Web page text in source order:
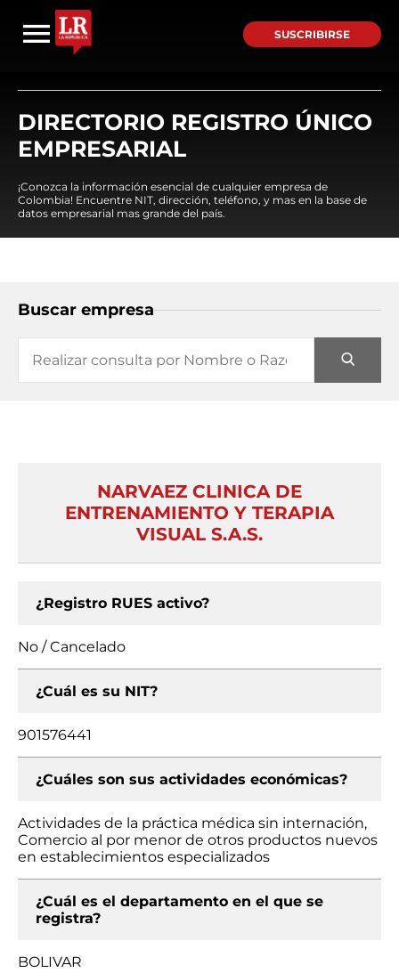
SUSCRIBIRSE
DIRECTORIO REGISTRO ÚNICO
EMPRESARIAL
¡Conozca la información esencial de cualquier empresa de
Colombia! Encuentre NIT, dirección, teléfono, y mas en la base de
datos empresarial mas grande del país.
Buscar empresa
NARVAEZ CLINICA DE
ENTRENAMIENTO Y TERAPIA
VISUAL S.A.S.
¿Registro RUES activo?
No / Cancelado
¿Cuál es su NIT?
901576441
¿Cuáles son sus actividades económicas?
Actividades de la práctica médica sin internación,
Comercio al por menor de otros productos nuevos
en establecimientos especializados
¿Cuál es el departamento en el que se
registra?
BOLIVAR